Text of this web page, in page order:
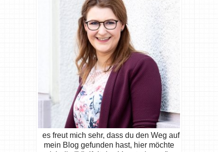
es freut mich sehr, dass du den Weg auf
mein Blog gefunden hast, hier möchte